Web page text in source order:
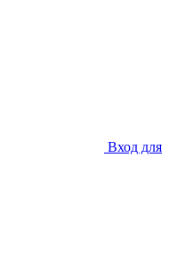
Вход для